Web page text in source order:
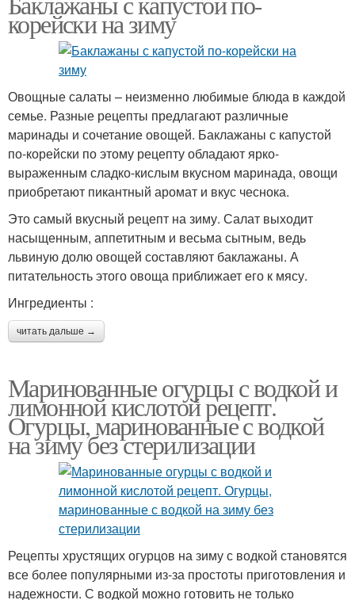
корейски на зиму
Овощные салаты – неизменно любимые блюда в каждой
семье. Разные рецепты предлагают различные
маринады и сочетание овощей. Баклажаны с капустой
по-корейски по этому рецепту обладают ярко-
выраженным сладко-кислым вкусном маринада, овощи
приобретают пикантный аромат и вкус чеснока.
Это самый вкусный рецепт на зиму. Салат выходит
насыщенным, аппетитным и весьма сытным, ведь
львиную долю овощей составляют баклажаны. А
питательность этого овоща приближает его к мясу.
Ингредиенты :
читать дальше →
Маринованные огурцы с водкой и
лимонной кислотой рецепт.
Огурцы, маринованные с водкой
на зиму без стерилизации
Рецепты хрустящих огурцов на зиму с водкой становятся
все более популярными из-за простоты приготовления и
надежности. С водкой можно готовить не только